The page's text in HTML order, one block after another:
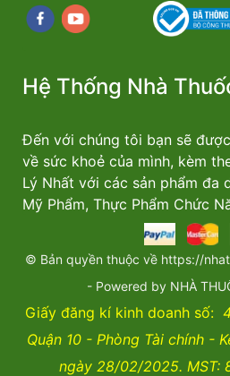
Facebookyoutube
Hệ Thống Nhà
Đến với chúng tôi bạn sẽ
về sức khoẻ của mình, kèm
Lý Nhất với các sản phẩm đa
Mỹ Phẩm, Thực Phẩm Chức
© Bản quyền thuộc về https://
- Powered by NHÀ
Giấy đăng kí kinh doanh số:
Quận 10 - Phòng Tài chính -
ngày 28/02/2025. MST: